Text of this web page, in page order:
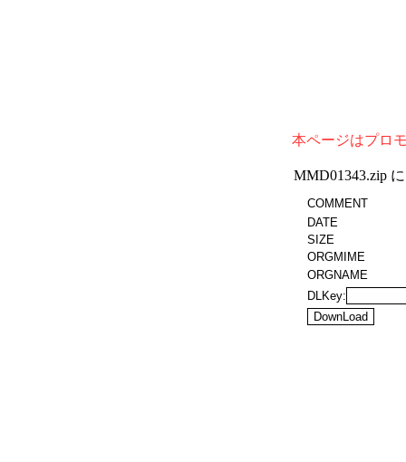
本ページはプロ
MMD01343.zip
COMMENT
DATE
SIZE
ORGMIME
ORGNAME
DLKey: